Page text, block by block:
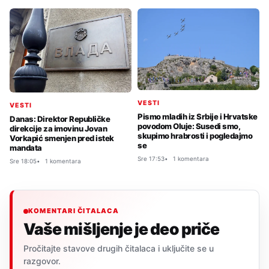
VESTI
Danas: Direktor Republičke
direkcije za imovinu Jovan
Vorkapić smenjen pred istek
mandata
Sre 18:05 1 komentara
VESTI
Pismo mladih iz Srbije i Hrvatske
povodom Oluje: Susedi smo,
skupimo hrabrosti i pogledajmo
se
Sre 17:53 1 komentara
KOMENTARI ČITALACA
Vaše mišljenje je deo priče
Pročitajte stavove drugih čitalaca i uključite se u
razgovor.